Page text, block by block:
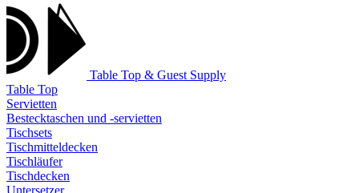
Table Top & Guest Supply
Table Top
Servietten
Bestecktaschen und -servietten
Tischsets
Tischmitteldecken
Tischläufer
Tischdecken